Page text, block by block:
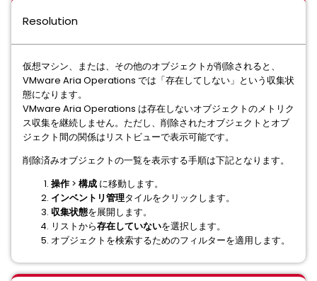
Resolution
仮想マシン、または、その他のオブジェクトが削除されると、
VMware Aria Operations では「存在してしない」という収集状
態になります。
VMware Aria Operations は存在しないオブジェクトのメトリク
ス収集を継続しません。ただし、削除されたオブジェクトとオブ
ジェクト間の関係はリストビューで表示可能です。
削除済みオブジェクトの一覧を表示する手順は下記となります。
操作 > 構成 に移動します。
インベントリ管理タイルをクリックします。
収集状態を展開します。
リストから存在していないを選択します。
オブジェクトを検索するためのフィルターを適用します。